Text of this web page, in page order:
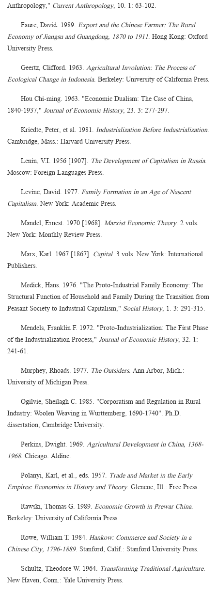
Anthropology," Current Anthropology, 10. 1: 63-102.
Faure, David. 1989.
Export and the Chinese Farmer: The Rural
Economy of Jiangsu and Guangdong, 1870 to 1911 . Hong Kong: Oxford
University Press.
Geertz, Clifford. 1963. Agricultural Involution: The Process of
Ecological Change in Indonesia. Berkeley: University of California Press.
Hou Chi-ming. 1963. "Economic Dualism: The Case of China,
1840-1937," Journal of Economic History, 23. 3: 277-297.
Kriedte, Peter, et al. 1981. Industrialization Before Industrialization
Cambridge, Mass.: Harvard University Press.
Lenin, V.I. 1956 [1907]. The Development of Capitalism in Russia.
Moscow: Foreign Languages Press.
Levine, David. 1977.
Family Formation in an Age of Nascent
Capitalism . New York: Academic Press.
Mandel, Ernest. 1970 [1968]. Marxist Economic Theory. 2 vols.
New York: Monthly Review Press.
Marx, Karl. 1967 [1867]. Capital. 3 vols. New York: International
Publishers.
Medick, Hans. 1976. "The Proto-Industrial Family Economy: The
Structural Function of Household and Family During the Transition from
Peasant Society to Industrial Capitalism," Social History, 1. 3: 291-315.
Mendels, Franklin F. 1972. "Proto-Industrialization: The First Phase
of the Industrialization Process," Journal of Economic History, 32. 1:
241-61.
Murphey, Rhoads. 1977. The Outsiders. Ann Arbor, Mich.:
University of Michigan Press.
Ogilvie, Sheilagh C. 1985. "Corporatism and Regulation in Rural
Industry: Woolen Weaving in Wurttemberg, 1690-1740". Ph.D.
dissertation, Cambridge University.
Perkins, Dwight. 1969. Agricultural Development in China, 1368-
1968. Chicago: Aldine.
Polanyi, Karl, et al., eds. 1957.
Trade and Market in the Early
Empires: Economies in History and Theory. Glencoe, Ill.: Free Press.
Rawski, Thomas G. 1989. Economic Growth in Prewar China.
Berkeley: University of California Press.
Rowe, William T. 1984.
Hankow: Commerce and Society in a
Chinese City, 1796-1889. Stanford, Calif.: Stanford University Press.
Schultz, Theodore W. 1964. Transforming Traditional Agriculture.
New Haven, Conn.: Yale University Press.